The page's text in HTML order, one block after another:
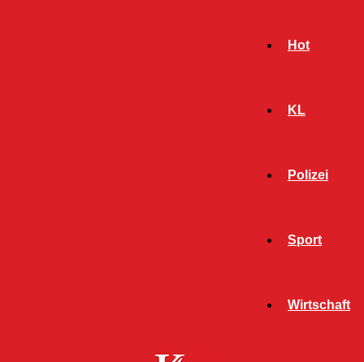
Hot
KL
Polizei
Sport
Wirtschaft